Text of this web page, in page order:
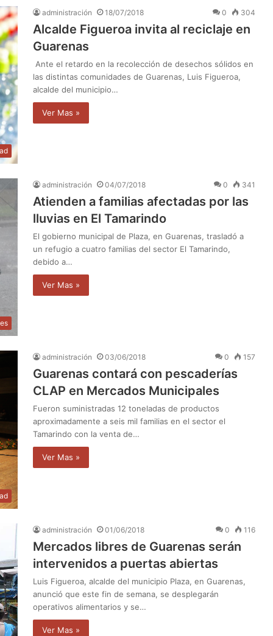
administración 18/07/2018 0 304
Alcalde Figueroa invita al reciclaje en
Guarenas
Ante el retardo en la recolección de desechos sólidos en
las distintas comunidades de Guarenas, Luis Figueroa,
alcalde del municipio…
Ver Mas »
administración 04/07/2018 0 341
Atienden a familias afectadas por las
lluvias en El Tamarindo
El gobierno municipal de Plaza, en Guarenas, trasladó a
un refugio a cuatro familias del sector El Tamarindo,
debido a…
Ver Mas »
administración 03/06/2018 0 157
Guarenas contará con pescaderías
CLAP en Mercados Municipales
Fueron suministradas 12 toneladas de productos
aproximadamente a seis mil familias en el sector el
Tamarindo con la venta de…
Ver Mas »
administración 01/06/2018 0 116
Mercados libres de Guarenas serán
intervenidos a puertas abiertas
Luis Figueroa, alcalde del municipio Plaza, en Guarenas,
anunció que este fin de semana, se desplegarán
operativos alimentarios y se…
Ver Mas »